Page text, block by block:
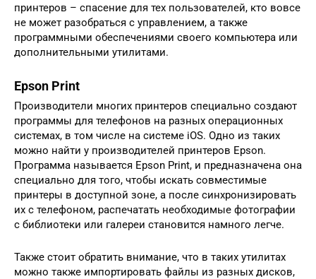
принтеров – спасение для тех пользователей, кто вовсе
не может разобраться с управлением, а также
программными обеспечениями своего компьютера или
дополнительными утилитами.
Epson Print
Производители многих принтеров специально создают
программы для телефонов на разных операционных
системах, в том числе на системе iOS. Одно из таких
можно найти у производителей принтеров Epson.
Программа называется Epson Print, и предназначена она
специально для того, чтобы искать совместимые
принтеры в доступной зоне, а после синхронизировать
их с телефоном, распечатать необходимые фотографии
с библиотеки или галереи становится намного легче.
Также стоит обратить внимание, что в таких утилитах
можно также импортировать файлы из разных дисков,